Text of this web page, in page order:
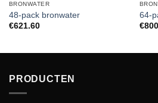
BRONWATER
48-pack bronwater
€621.60
64-
€
PRODUCTEN